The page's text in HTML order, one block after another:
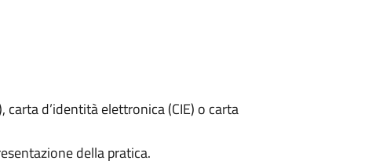
d’identità elettronica (CIE) o carta
della pratica.